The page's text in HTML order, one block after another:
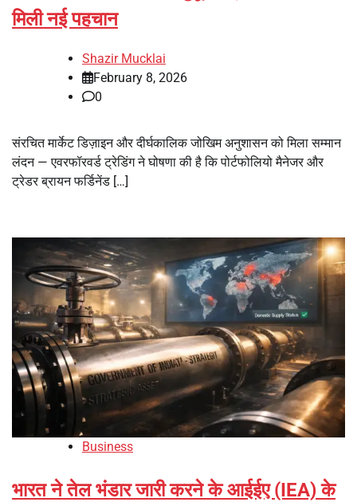
मिली नई पहचान
Shazir Mucklai
February 8, 2026
0
संरचित मार्केट डिज़ाइन और दीर्घकालिक जोखिम अनुशासन को मिला सम्मान
लंदन — एवरफॉरवर्ड ट्रेडिंग ने घोषणा की है कि पोर्टफोलियो मैनेजर और
ट्रेडर ब्रायन फर्डिनेंड […]
Business
भारत ने तेल भंडार जारी करने के आईईए (IEA) के